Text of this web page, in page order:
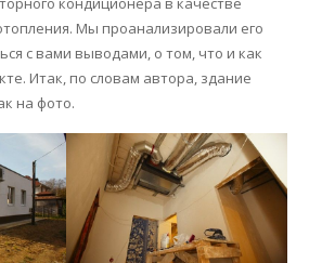
Мы проанализировали его
с вами выводами, о том, что и как
Итак, по словам автора, здание
на фото.